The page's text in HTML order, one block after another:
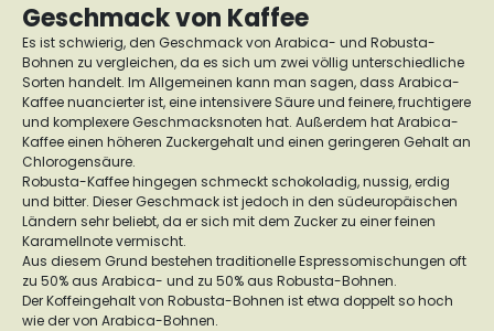
Geschmack von Kaffee
Es ist schwierig, den Geschmack von Arabica- und Robusta-
Bohnen zu vergleichen, da es sich um zwei völlig unterschiedliche
Sorten handelt. Im Allgemeinen kann man sagen, dass Arabica-
Kaffee nuancierter ist, eine intensivere Säure und feinere, fruchtigere
und komplexere Geschmacksnoten hat. Außerdem hat Arabica-
Kaffee einen höheren Zuckergehalt und einen geringeren Gehalt an
Chlorogensäure.
Robusta-Kaffee hingegen schmeckt schokoladig, nussig, erdig
und bitter. Dieser Geschmack ist jedoch in den südeuropäischen
Ländern sehr beliebt, da er sich mit dem Zucker zu einer feinen
Karamellnote vermischt.
Aus diesem Grund bestehen traditionelle Espressomischungen oft
zu 50% aus Arabica- und zu 50% aus Robusta-Bohnen.
Der Koffeingehalt von Robusta-Bohnen ist etwa doppelt so hoch
wie der von Arabica-Bohnen.